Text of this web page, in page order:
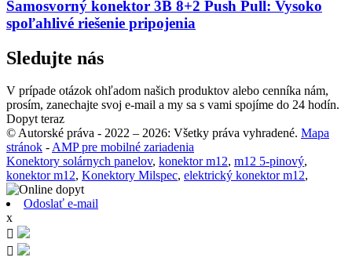
Samosvorný konektor 3B 8+2 Push Pull: Vysoko
spoľahlivé riešenie pripojenia
Sledujte nás
V prípade otázok ohľadom našich produktov alebo cenníka nám,
prosím, zanechajte svoj e-mail a my sa s vami spojíme do 24 hodín.
Dopyt teraz
© Autorské práva - 2022 – 2026: Všetky práva vyhradené. Mapa
stránok -AMP pre mobilné zariadenia
Konektory solárnych panelov, konektor m12, m12 5-pinový,
konektor m12, Konektory Milspec, elektrický konektor m12,
Odoslať e-mail
x

